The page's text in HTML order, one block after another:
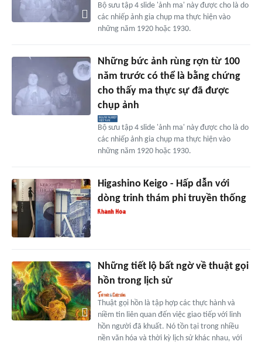
Bộ sưu tập 4 slide 'ảnh ma' này được cho là do
các nhiếp ảnh gia chụp ma thực hiện vào
những năm 1920 hoặc 1930.
Những bức ảnh rùng rợn từ 100
năm trước có thể là bằng chứng
cho thấy ma thực sự đã được
chụp ảnh
Bộ sưu tập 4 slide 'ảnh ma' này được cho là do
các nhiếp ảnh gia chụp ma thực hiện vào
những năm 1920 hoặc 1930.
Higashino Keigo - Hấp dẫn với
dòng trinh thám phi truyền thống
Những tiết lộ bất ngờ về thuật gọi
hồn trong lịch sử
Thuật gọi hồn là tập hợp các thực hành và
niềm tin liên quan đến việc giao tiếp với linh
hồn người đã khuất. Nó tồn tại trong nhiều
nền văn hóa và thời kỳ lịch sử khác nhau, với